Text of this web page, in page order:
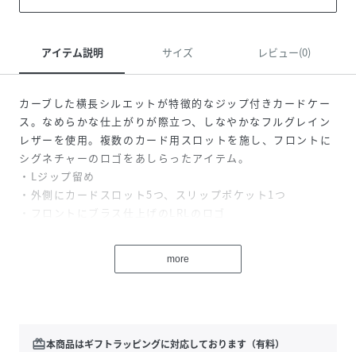
アイテム説明 サイズ レビュー(0)
カーブした横長シルエットが特徴的なジップ付きカードケー
ス。なめらかな仕上がりが際立つ、しなやかなフルグレイン
レザーを使用。複数のカード用スロットを施し、フロントに
シグネチャーのロゴをあしらったアイテム。
・Lジップ留め
・外側にカードスロット5つ、スリップポケット1つ
・フロントにブラス仕上げのLRLのロゴ
・裏地にポリエステルとリサイクルポリエステルを使用
・レザーに付着した液体はただちに拭き取ってください / 取
【生産国】ベトナム
more
redeem本商品はギフトラッピングに対応しております（有料）